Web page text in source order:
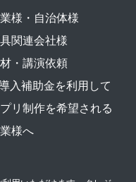
様・自治体様
関連会社様
・講演依頼
入補助金を利用して
リ制作を希望される
様へ